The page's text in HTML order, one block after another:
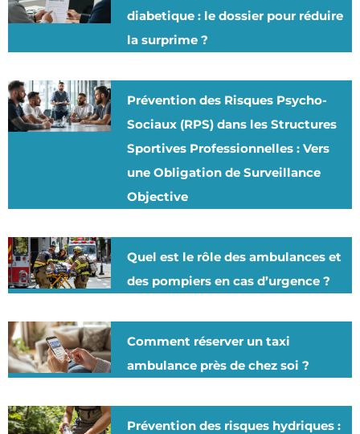
diabetique : le dossier pour réduire
la surprime ?
Prévention des Risques Psycho-
Sociaux (RPS) dans les Structures
Sportives Professionnelles : Vers
une Obligation de Surveillance
Objective
Quel est le rôle des ambulances et
des pompiers en cas d’urgence ?
Comment réserver un taxi
ambulance près de chez soi ?
Prévention des risques hydriques :